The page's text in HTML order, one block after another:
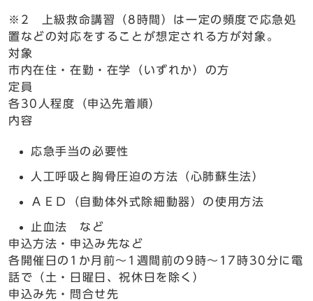
※2 上級救命講習（8時間）は一定の頻度で応急処
置などの対応をすることが想定される方が対象。
対象
市内在住・在勤・在学（いずれか）の方
定員
各30人程度（申込先着順）
内容
応急手当の必要性
人工呼吸と胸骨圧迫の方法（心肺蘇生法）
ＡＥＤ（自動体外式除細動器）の使用方法
止血法 など
申込方法・申込み先など
各開催日の1か月前～1週間前の9時～17時30分に電
話で（土・日曜日、祝休日を除く）
申込み先・問合せ先